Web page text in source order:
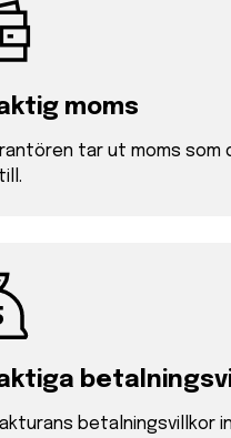
moms
tar ut moms som
betalningsvillkor